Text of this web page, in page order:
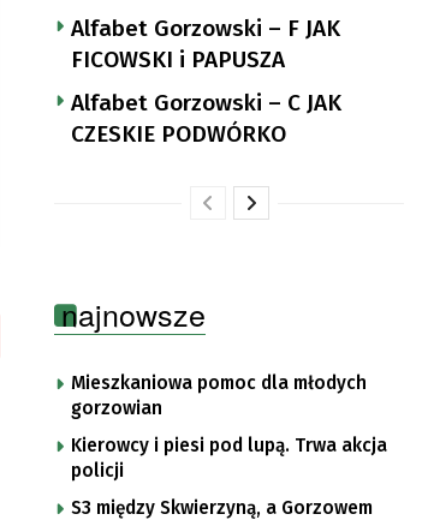
LANDSBERGA
Alfabet Gorzowski – F JAK
FICOWSKI i PAPUSZA
Alfabet Gorzowski – C JAK
CZESKIE PODWÓRKO
najnowsze
Mieszkaniowa pomoc dla młodych
gorzowian
Kierowcy i piesi pod lupą. Trwa akcja
policji
S3 między Skwierzyną, a Gorzowem